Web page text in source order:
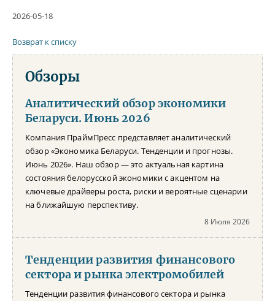
2026-05-18
Возврат к списку
Обзоры
Аналитический обзор экономики
Беларуси. Июнь 2026
Компания ПраймПресс представляет аналитический
обзор «Экономика Беларуси. Тенденции и прогнозы.
Июнь 2026». Наш обзор — это актуальная картина
состояния белорусской экономики с акцентом на
ключевые драйверы роста, риски и вероятные сценарии
на ближайшую перспективу.
8 Июля 2026
Тенденции развития финансового
сектора и рынка электромобилей
Тенденции развития финансового сектора и рынка